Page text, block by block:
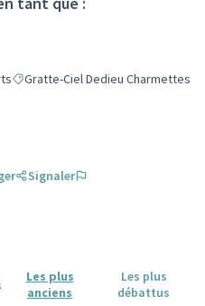
: Cadre de vie et espaces verts
Filtrer les résultats pour le secteur
Gratte-Ciel Dedieu Charmettes
Signaler
Les plus
anciens
Les plus
débattus